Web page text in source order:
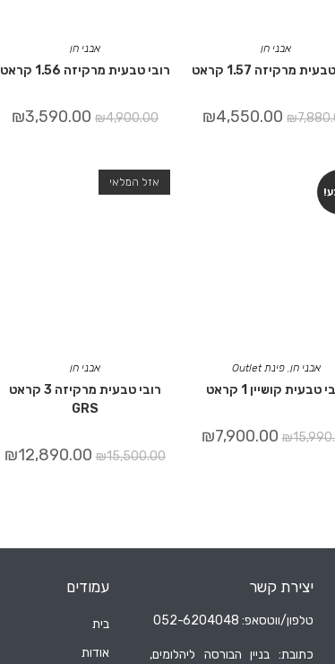
אבני חן
רובי טבעית מרקיזה 1.56 קראט
₪4,900.00
₪3,590.00
אבני חן
מרקיזה 1.57 קראט
₪
₪4,550.00
אזל המלאי
אבני חן
רובי טבעית מרקיזה 3 קראט
GRS
₪15,500.00
₪12,890.00
אבני חן,פינת Outlet
טבעית קושיין 1 קראט
₪
₪7,900.00
יצירת קשר
טלפון/ווטסאפ: 052-6204048
כתובת: בניין הבורסה ליהלומים,
עמודים
בית
אודות